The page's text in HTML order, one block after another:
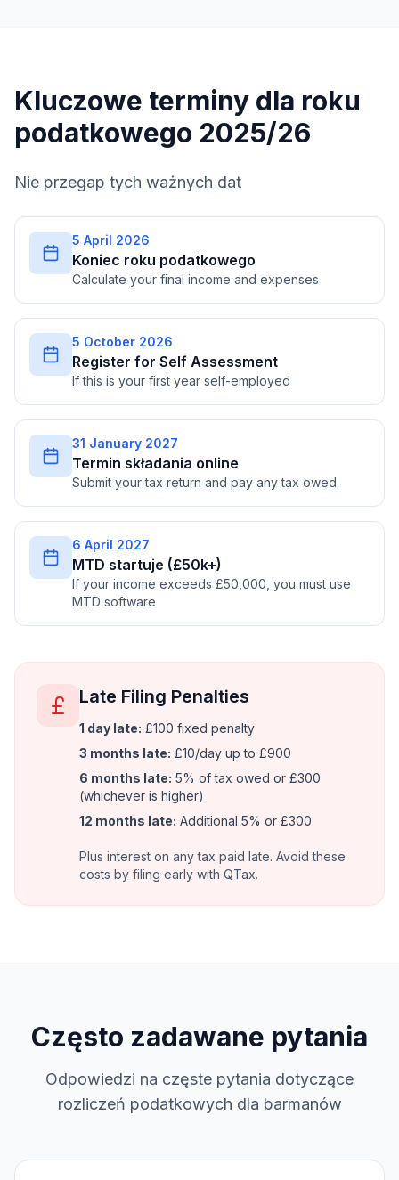
Kluczowe terminy dla roku
podatkowego 2025/26
Nie przegap tych ważnych dat
5 April 2026
Koniec roku podatkowego
Calculate your final income and expenses
5 October 2026
Register for Self Assessment
If this is your first year self-employed
31 January 2027
Termin składania online
Submit your tax return and pay any tax owed
6 April 2027
MTD startuje (£50k+)
If your income exceeds £50,000, you must use
MTD software
Late Filing Penalties
1 day late: £100 fixed penalty
3 months late: £10/day up to £900
6 months late: 5% of tax owed or £300
(whichever is higher)
12 months late: Additional 5% or £300
Plus interest on any tax paid late. Avoid these
costs by filing early with QTax.
Często zadawane pytania
Odpowiedzi na częste pytania dotyczące
rozliczeń podatkowych dla barmanów